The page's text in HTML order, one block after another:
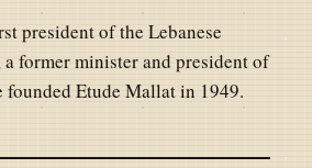
president of the Lebanese
former minister and president of
founded Etude Mallat in 1949.